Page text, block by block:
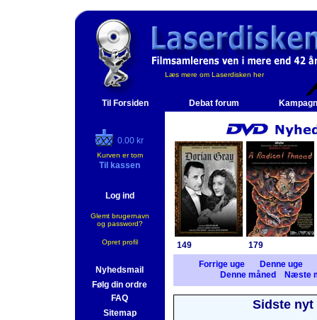
Til Forsiden Debat forum
Læs mere om Laserdisken her
0.00 kr
Kurven er tom
Til kassen
Log ind
Glemt brugernavn
og password?
Opret profil
Nyhedsmail
Følg din ordre
FAQ
Sitemap
149
179
Forrige uge
Denne uge
Denne måned
Næste
Sidste nyt